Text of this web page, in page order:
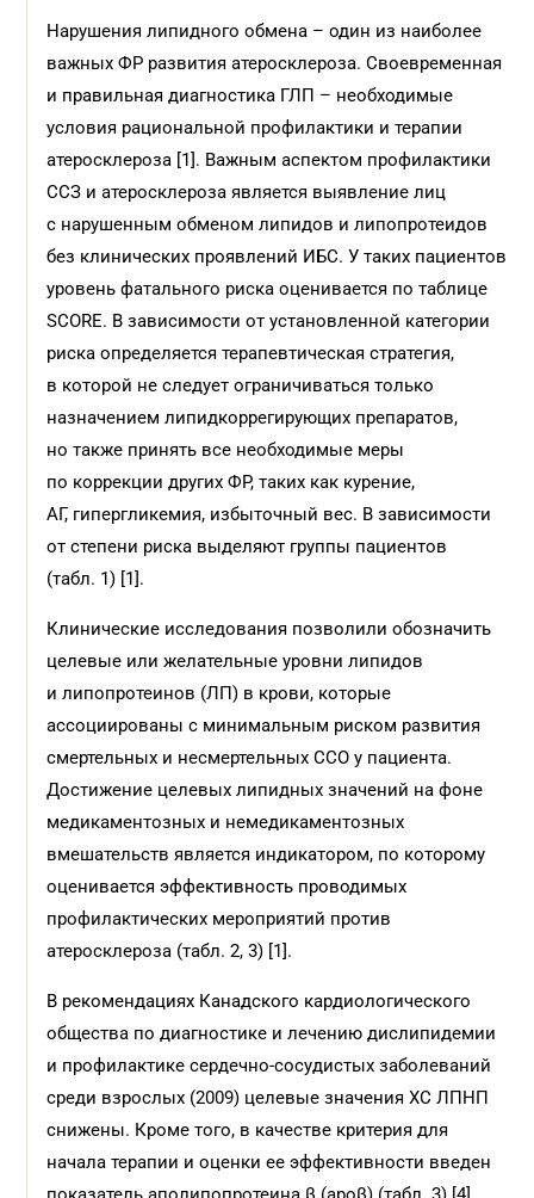
Нарушения липидного обмена – один из наиболее
важных ФР развития атеросклероза. Своевременная
и правильная диагностика ГЛП – необходимые
условия рациональной профилактики и терапии
атеросклероза [1]. Важным аспектом профилактики
ССЗ и атеросклероза является выявление лиц
с нарушенным обменом липидов и липопротеидов
без клинических проявлений ИБС. У таких пациентов
уровень фатального риска оценивается по таблице
SCORE. В зависимости от установленной категории
риска определяется терапевтическая стратегия,
в которой не следует ограничиваться только
назначением липидкоррегирующих препаратов,
но также принять все необходимые меры
по коррекции других ФР, таких как курение,
АГ, гипергликемия, избыточный вес. В зависимости
от степени риска выделяют группы пациентов
(табл. 1) [1].
Клинические исследования позволили обозначить
целевые или желательные уровни липидов
и липопротеинов (ЛП) в крови, которые
ассоциированы с минимальным риском развития
смертельных и несмертельных ССО у пациента.
Достижение целевых липидных значений на фоне
медикаментозных и немедикаментозных
вмешательств является индикатором, по которому
оценивается эффективность проводимых
профилактических мероприятий против
атеросклероза (табл. 2, 3) [1].
В рекомендациях Канадского кардиологического
общества по диагностике и лечению дислипидемии
и профилактике сердечно-сосудистых заболеваний
среди взрослых (2009) целевые значения ХС ЛПНП
снижены. Кроме того, в качестве критерия для
начала терапии и оценки ее эффективности введен